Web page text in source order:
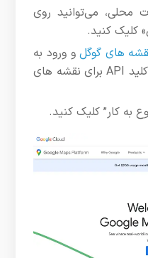
محلی، می‌توانید روی
کلیک کنید.
های گوگلو ورود به
حساب کاربری گوگل خود، یک کلید API برای نقشه های
به کار” کلیک کنید.